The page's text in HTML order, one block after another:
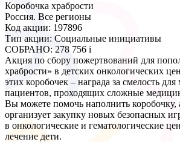
Коробочка храбрости
Россия. Все регионы
Код акции: 197896
Тип акции: Социальные инициативы
СОБРАНО: 278 756 i
Акция по сбору пожертвований для
храбрости» в детских онкологических
этих коробочек – награда за смелость
пациентов, проходящих сложные
Вы можете помочь наполнить
организует закупку новых безопасных
в онкологические и гематологические
лечение дети.